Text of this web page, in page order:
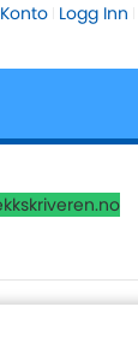
Logg Inn